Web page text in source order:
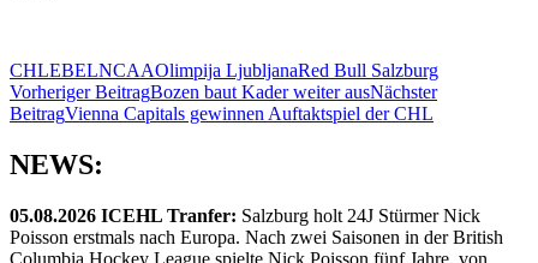
CHLEBELNCAAOlimpija LjubljanaRed Bull Salzburg
Beitragsnavigation
Vorheriger BeitragBozen baut Kader weiter ausNächster
BeitragVienna Capitals gewinnen Auftaktspiel der CHL
NEWS:
05.08.2026 ICEHL Tranfer: Salzburg holt 24J Stürmer Nick
Poisson erstmals nach Europa. Nach zwei Saisonen in der British
Columbia Hockey League spielte Nick Poisson fünf Jahre, von